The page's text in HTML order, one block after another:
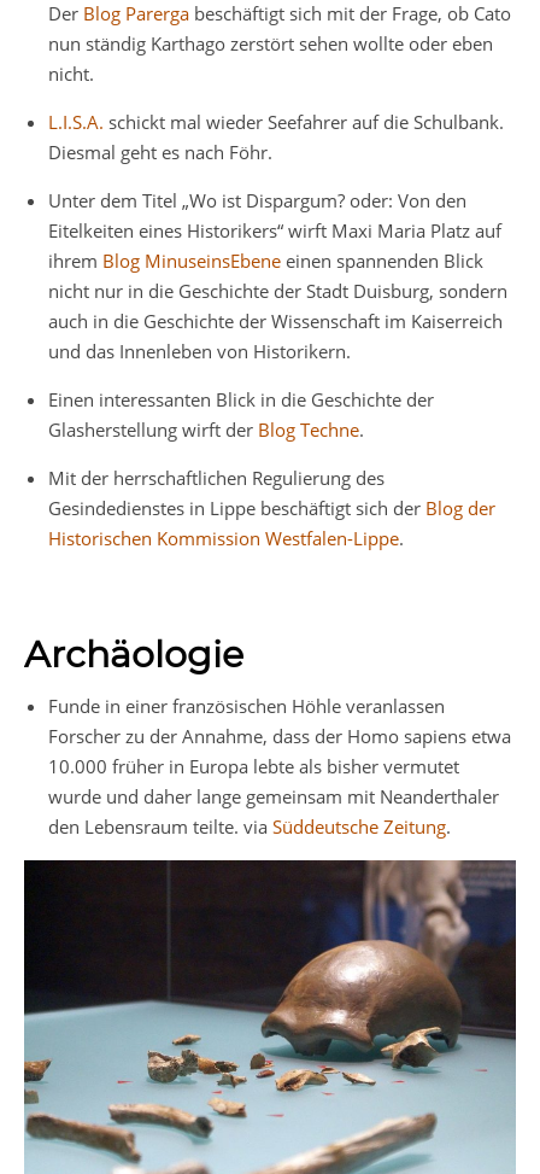
Der Blog Parerga beschäftigt sich mit der Frage, ob Cato
nun ständig Karthago zerstört sehen wollte oder eben
nicht.
L.I.S.A. schickt mal wieder Seefahrer auf die Schulbank.
Diesmal geht es nach Föhr.
Unter dem Titel „Wo ist Dispargum? oder: Von den
Eitelkeiten eines Historikers“ wirft Maxi Maria Platz auf
ihrem Blog MinuseinsEbene einen spannenden Blick
nicht nur in die Geschichte der Stadt Duisburg, sondern
auch in die Geschichte der Wissenschaft im Kaiserreich
und das Innenleben von Historikern.
Einen interessanten Blick in die Geschichte der
Glasherstellung wirft der Blog Techne.
Mit der herrschaftlichen Regulierung des
Gesindedienstes in Lippe beschäftigt sich der Blog der
Historischen Kommission Westfalen-Lippe.
Archäologie
Funde in einer französischen Höhle veranlassen
Forscher zu der Annahme, dass der Homo sapiens etwa
10.000 früher in Europa lebte als bisher vermutet
wurde und daher lange gemeinsam mit Neanderthaler
den Lebensraum teilte. via Süddeutsche Zeitung.